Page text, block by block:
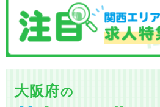
大阪府の